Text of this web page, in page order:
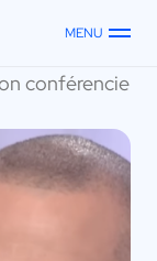
MENU
conférenciers